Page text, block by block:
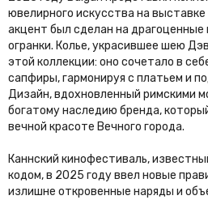
ювелирного искусства на
акцент был сделан на
огранки. Колье, украсившее шею
этой коллекции: оно сочетало в
сапфиры, гармонируя с платьем и
Дизайн, вдохновленный римскими
богатому наследию бренда,
вечной красоте Вечного города.
Каннский кинофестиваль,
кодом, в 2025 году ввел новые
излишне откровенные наряды и